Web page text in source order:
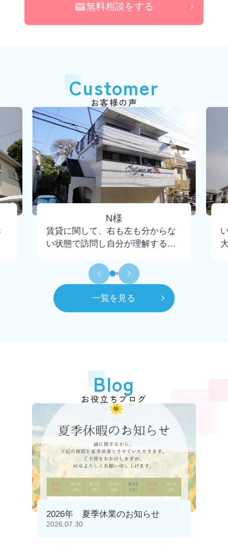
無料相談をする
Customer
お客様の声
N様
賃貸に関して、右も左も分からな
い状態で訪問し自分が理解するま
もなく契約までいけました。担当
して頂いた大野さんには小さな疑
問にも丁寧に回答頂けたので感謝
してもしきれません。
一覧を見る
Blog
お役立ちブログ
2026年 夏季休業のお知らせ
2026.07.30